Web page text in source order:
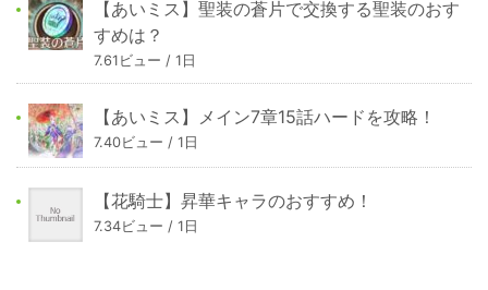
【あいミス】聖装の蒼片で交換する聖装のおす
すめは？
7.61ビュー / 1日
【あいミス】メイン7章15話ハードを攻略！
7.40ビュー / 1日
【花騎士】昇華キャラのおすすめ！
7.34ビュー / 1日